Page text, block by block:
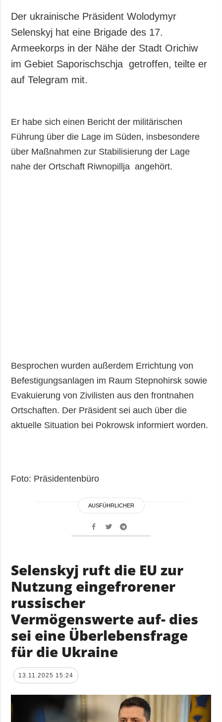
Der ukrainische Präsident Wolodymyr
Selenskyj hat eine Brigade des 17.
Armeekorps in der Nähe der Stadt Orichiw
im Gebiet Saporischschja getroffen, teilte er
auf Telegram mit.
Er habe sich einen Bericht der militärischen
Führung über die Lage im Süden, insbesondere
über Maßnahmen zur Stabilisierung der Lage
nahe der Ortschaft Riwnopillja angehört.
Besprochen wurden außerdem Errichtung von
Befestigungsanlagen im Raum Stepnohirsk sowie
Evakuierung von Zivilisten aus den frontnahen
Ortschaften. Der Präsident sei auch über die
aktuelle Situation bei Pokrowsk informiert worden.
Foto: Präsidentenbüro
AUSFÜHRLICHER
Selenskyj ruft die EU zur
Nutzung eingefrorener
russischer
Vermögenswerte auf- dies
sei eine Überlebensfrage
für die Ukraine
13.11.2025 15:24